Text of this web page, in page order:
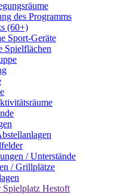
des Programms
(60+)
Sport-Geräte
Spielflächen
/ Unterstände
/ Grillplätze
Hestoft